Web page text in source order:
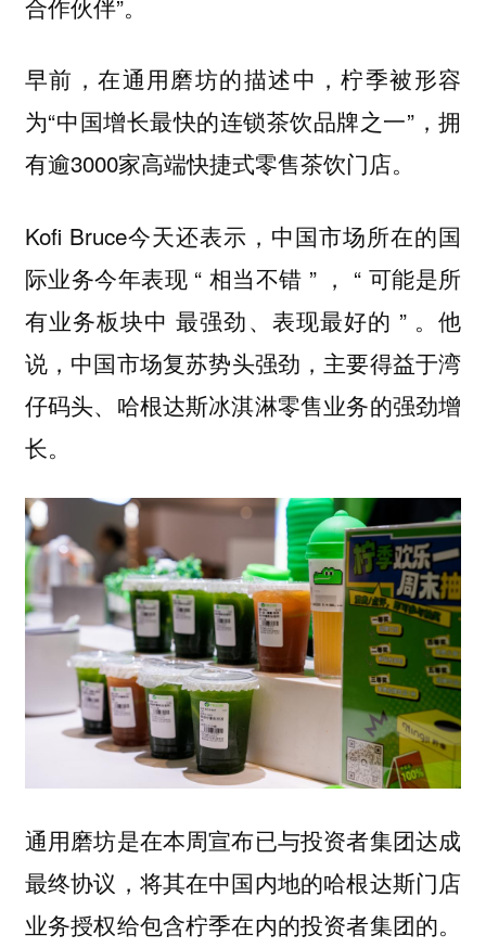
早前，在通用磨坊的描述中，柠季被形容
为“中国增长最快的连锁茶饮品牌之一”，拥
有逾3000家高端快捷式零售茶饮门店。
Kofi Bruce今天还表示，中国市场所在的国
际业务今年表现 “ 相当不错 ” ， “ 可能是所
有业务板块中 最强劲、表现最好的 ” 。他
说， 中国市场复苏势头强劲，主要得益于湾
仔码头、哈根达斯冰淇淋零售业务的强劲增
长。
通用磨坊是在本周宣布已与投资者集团达成
最终协议，将其在中国内地的哈根达斯门店
业务授权给包含柠季在内的投资者集团的。